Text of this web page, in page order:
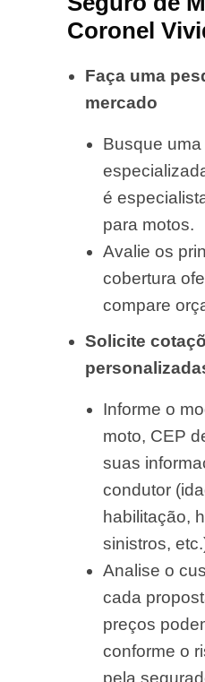
Coronel
Faça uma
mercado
Busque
é
para motos.
Avalie os
cobertura
compare
Solicite
Informe o
moto, CEP
suas
condutor
habilitação,
sinistros,
Analise o
cada
preços
conforme o
pela